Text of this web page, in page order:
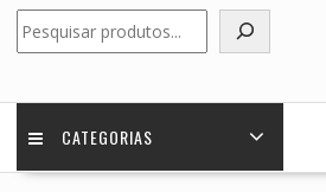
CATEGORIAS